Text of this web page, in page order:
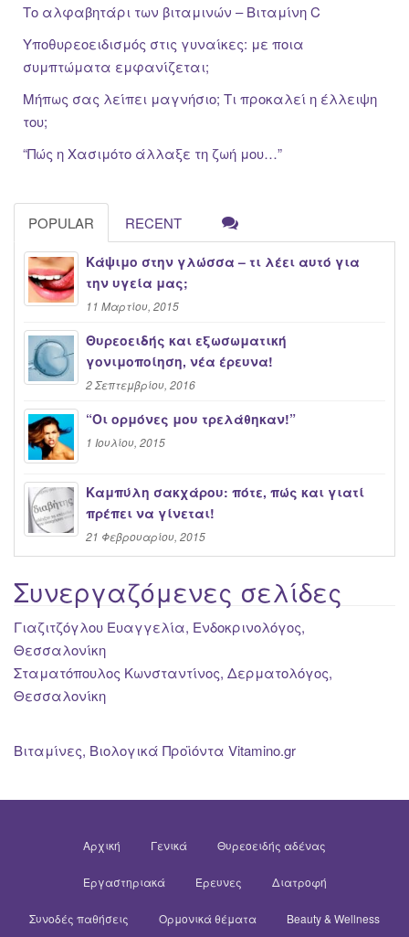
Το αλφαβητάρι των βιταμινών – Βιταμίνη C
Υποθυρεοειδισμός στις γυναίκες: με ποια
συμπτώματα εμφανίζεται;
Μήπως σας λείπει μαγνήσιο; Τι προκαλεί η έλλειψη
του;
“Πώς η Xασιμότο άλλαξε τη ζωή μου…”
POPULAR RECENT
Κάψιμο στην γλώσσα – τι λέει αυτό για
την υγεία μας;
11 Μαρτίου, 2015
Θυρεοειδής και εξωσωματική
γονιμοποίηση, νέα έρευνα!
2 Σεπτεμβρίου, 2016
“Oι ορμόνες μου τρελάθηκαν!”
1 Ιουλίου, 2015
Καμπύλη σακχάρου: πότε, πώς και γιατί
πρέπει να γίνεται!
21 Φεβρουαρίου, 2015
Συνεργαζόμενες σελίδες
Γιαζιτζόγλου Ευαγγελία, Ενδοκρινολόγος,
Θεσσαλονίκη
Σταματόπουλος Κωνσταντίνος, Δερματολόγος,
Θεσσαλονίκη
Βιταμίνες, Βιολογικά Προϊόντα Vitamino.gr
Αρχική Γενικά Θυρεοειδής αδένας
Εργαστηριακά Έρευνες Διατροφή
Συνοδές παθήσεις Ορμονικά θέματα Beauty & Wellness